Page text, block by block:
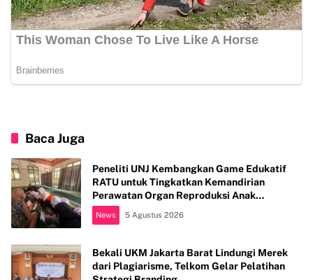
Baca Juga
Peneliti UNJ Kembangkan Game Edukatif
RATU untuk Tingkatkan Kemandirian
Perawatan Organ Reproduksi Anak
Hambatan Intelektual
News 5 Agustus 2026
Bekali UKM Jakarta Barat Lindungi Merek
dari Plagiarisme, Telkom Gelar Pelatihan